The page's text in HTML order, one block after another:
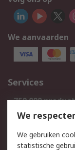
We aanvaarden
Services
750.000
Bestellen
Track & Trace
We
We gebruiken
statistische